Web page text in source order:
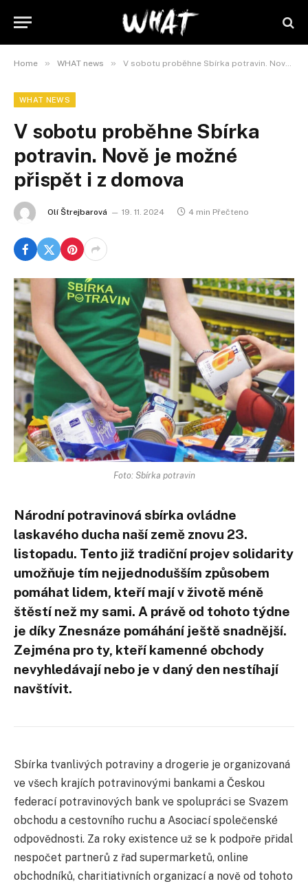
Home » WHAT news » V sobotu proběhne Sbírka potravin. Nově je možné přispět i z domova
WHAT NEWS
V sobotu proběhne Sbírka
potravin. Nově je možné
přispět i z domova
Olí Štrejbarová 19. 11. 2024 4 min Přečteno
Foto: Sbírka potravin
Národní potravinová sbírka ovládne
laskavého ducha naší země znovu 23.
listopadu. Tento již tradiční projev solidarity
umožňuje tím nejjednodušším způsobem
pomáhat lidem, kteří mají v životě méně
štěstí než my sami. A právě od tohoto týdne
je díky Znesnáze pomáhání ještě snadnější.
Zejména pro ty, kteří kamenné obchody
nevyhledávají nebo je v daný den nestíhají
navštívit.
Sbírka tvanlivých potraviny a drogerie je organizovaná
ve všech krajích potravinovými bankami a Českou
federací potravinových bank ve spolupráci se Svazem
obchodu a cestovního ruchu a Asociací společenské
odpovědnosti. Za roky existence už se k podpoře přidal
nespočet partnerů z řad supermarketů, online
obchodníků, charitiativních organizací a nově od tohoto